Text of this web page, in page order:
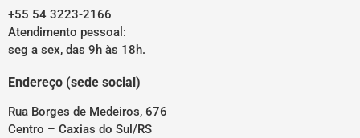
+55 54 3223-2166
Atendimento pessoal:
seg a sex, das 9h às 18h.
Endereço (sede social)
Rua Borges de Medeiros, 676
Centro – Caxias do Sul/RS